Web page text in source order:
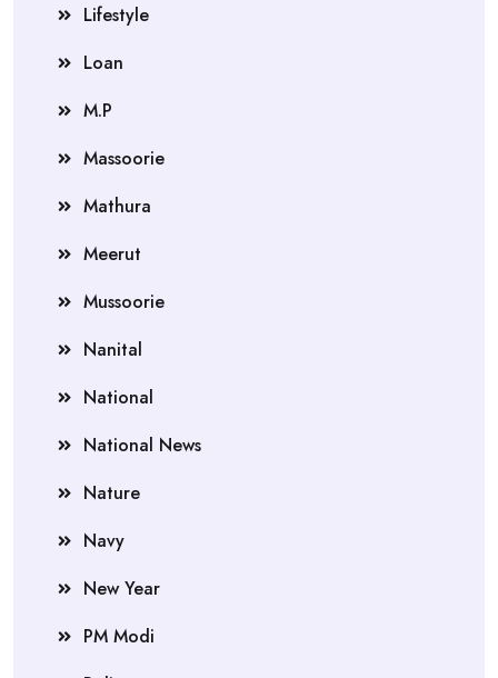
Lifestyle
Loan
M.P
Massoorie
Mathura
Meerut
Mussoorie
Nanital
National
National News
Nature
Navy
New Year
PM Modi